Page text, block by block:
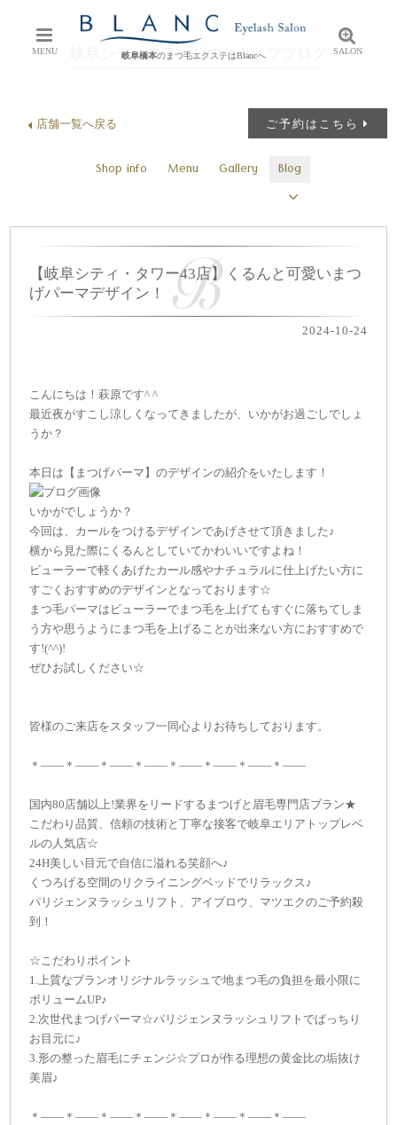
MENU 岐阜橋本のまつ毛エクステはBlancへ SALON
岐阜シティタワー43のスタッフブログ
ご予約はこちら
店舗一覧へ戻る
Shop info Menu Gallery Blog
【岐阜シティ・タワー43店】くるんと可愛いまつ
げパーマデザイン！
2024-10-24
こんにちは！萩原です^ ^
最近夜がすこし涼しくなってきましたが、いかがお過ごしでしょ
うか？
本日は【まつげパーマ】のデザインの紹介をいたします！
いかがでしょうか？
今回は、カールをつけるデザインであげさせて頂きました♪
横から見た際にくるんとしていてかわいいですよね！
ビューラーで軽くあげたカール感やナチュラルに仕上げたい方に
すごくおすすめのデザインとなっております☆
まつ毛パーマはビューラーでまつ毛を上げてもすぐに落ちてしま
う方や思うようにまつ毛を上げることが出来ない方におすすめで
す!(^^)!
ぜひお試しください☆
皆様のご来店をスタッフ一同心よりお待ちしております。
＊——＊——＊——＊——＊——＊——＊——＊——
国内80店舗以上!業界をリードするまつげと眉毛専門店ブラン★
こだわり品質、信頼の技術と丁寧な接客で岐阜エリアトップレベ
ルの人気店☆
24H美しい目元で自信に溢れる笑顔へ♪
くつろげる空間のリクライニングベッドでリラックス♪
パリジェンヌラッシュリフト、アイブロウ、マツエクのご予約殺
到！
☆こだわりポイント
1.上質なブランオリジナルラッシュで地まつ毛の負担を最小限に
ボリュームUP♪
2.次世代まつげパーマ☆パリジェンヌラッシュリフトでぱっちり
お目元に♪
3.形の整った眉毛にチェンジ☆プロが作る理想の黄金比の垢抜け
美眉♪
＊——＊——＊——＊——＊——＊——＊——＊——